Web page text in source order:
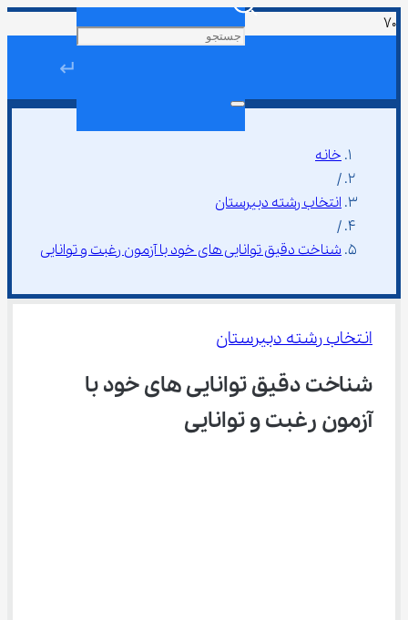
↵
خانه
/
انتخاب رشته دبیرستان
/
شناخت دقیق توانایی ‌های خود با آزمون رغبت و توانایی
انتخاب رشته دبیرستان
شناخت دقیق توانایی ‌های خود با
آزمون رغبت و توانایی